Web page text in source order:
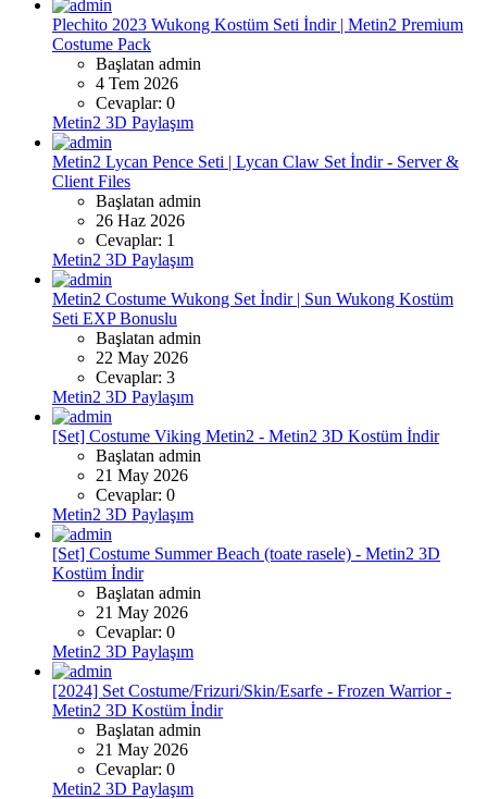
Plechito 2023 Wukong Kostüm Seti İndir | Metin2 Premium
Costume Pack
Başlatan admin
4 Tem 2026
Cevaplar: 0
Metin2 3D Paylaşım
Metin2 Lycan Pence Seti | Lycan Claw Set İndir - Server &
Client Files
Başlatan admin
26 Haz 2026
Cevaplar: 1
Metin2 3D Paylaşım
Metin2 Costume Wukong Set İndir | Sun Wukong Kostüm
Seti EXP Bonuslu
Başlatan admin
22 May 2026
Cevaplar: 3
Metin2 3D Paylaşım
[Set] Costume Viking Metin2 - Metin2 3D Kostüm İndir
Başlatan admin
21 May 2026
Cevaplar: 0
Metin2 3D Paylaşım
[Set] Costume Summer Beach (toate rasele) - Metin2 3D
Kostüm İndir
Başlatan admin
21 May 2026
Cevaplar: 0
Metin2 3D Paylaşım
[2024] Set Costume/Frizuri/Skin/Esarfe - Frozen Warrior -
Metin2 3D Kostüm İndir
Başlatan admin
21 May 2026
Cevaplar: 0
Metin2 3D Paylaşım